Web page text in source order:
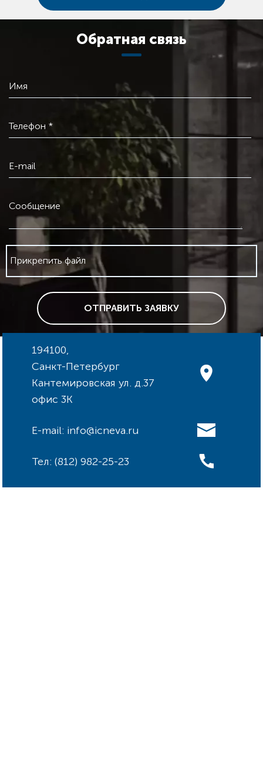
Обратная связь
Имя
Телефон *
E-mail
Сообщение
Прикрепить файл
ОТПРАВИТЬ ЗАЯВКУ
194100,
Санкт-Петербург
Кантемировская ул. д.37
офис 3К
E-mail: info@icneva.ru
Тел: (812) 982-25-23